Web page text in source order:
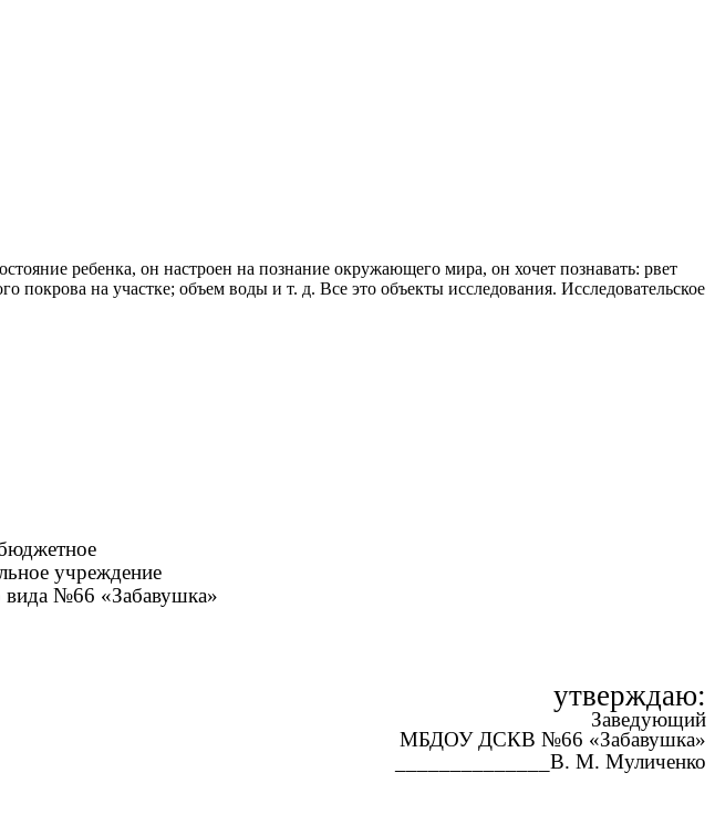
ребенка, он настроен на познание окружающего мира, он хочет познавать: рвет
на участке; объем воды и т. д. Все это объекты исследования. Исследовательское
учреждение
вида №66 «Забавушка»
утверждаю:
Заведующий
МБДОУ ДСКВ №66 «Забавушка»
______________В. М. Муличенко